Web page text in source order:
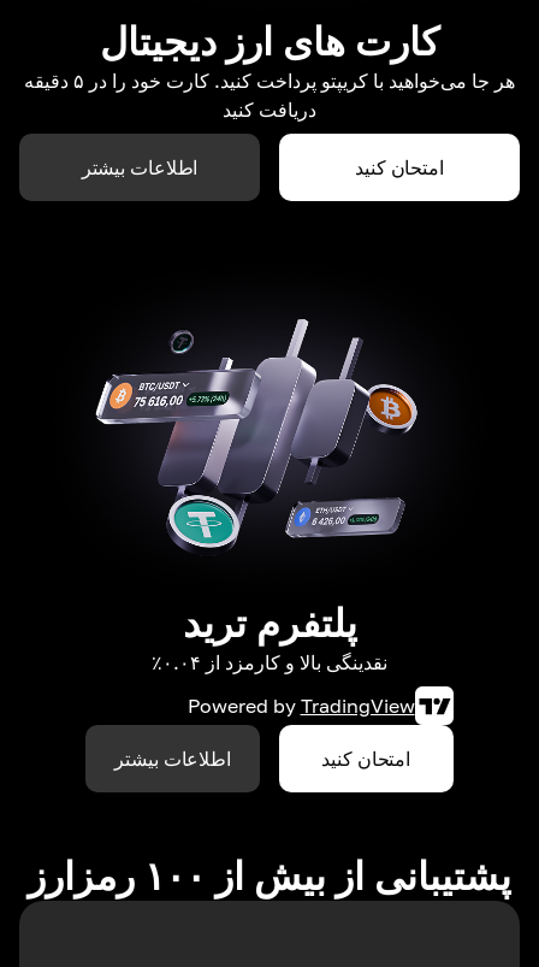
کارت های ارز دیجیتال
هر جا می‌خواهید با کریپتو پرداخت کنید. کارت خود را در ۵ دقیقه
دریافت کنید
امتحان کنید اطلاعات بیشتر
پلتفرم ترید
نقدینگی بالا و کارمزد از ۰.۰۴٪
Powered by TradingView
امتحان کنید اطلاعات بیشتر
پشتیبانی از بیش از ۱۰۰ رمزارز